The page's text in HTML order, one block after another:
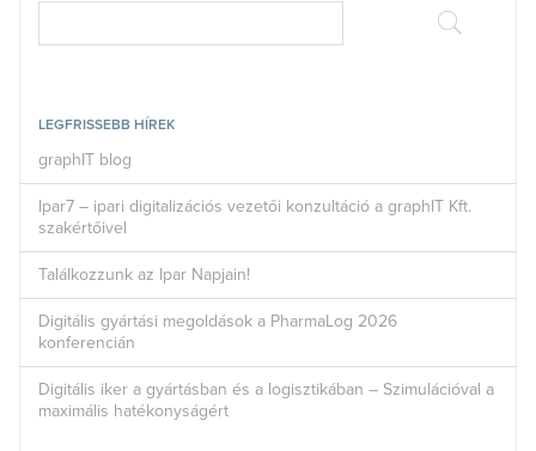
LEGFRISSEBB HÍREK
graphIT blog
Ipar7 – ipari digitalizációs vezetői konzultáció a graphIT Kft.
szakértőivel
Találkozzunk az Ipar Napjain!
Digitális gyártási megoldások a PharmaLog 2026
konferencián
Digitális iker a gyártásban és a logisztikában – Szimulációval a
maximális hatékonyságért